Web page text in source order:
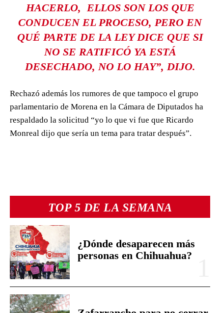
TOP 5 DE LA SEMANA
¿Dónde desaparecen más
personas en Chihuahua?
HACERLO, ELLOS SON LOS QUE
CONDUCEN EL PROCESO, PERO EN
QUÉ PARTE DE LA LEY DICE QUE SI
NO SE RATIFICÓ YA ESTÁ
DESECHADO, NO LO HAY”, DIJO.
Rechazó además los rumores de que tampoco el grupo
parlamentario de Morena en la Cámara de Diputados ha
respaldado la solicitud “yo lo que vi fue que Ricardo
Monreal dijo que sería un tema para tratar después”.